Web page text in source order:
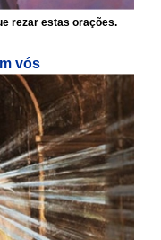
rezar estas orações.
vós